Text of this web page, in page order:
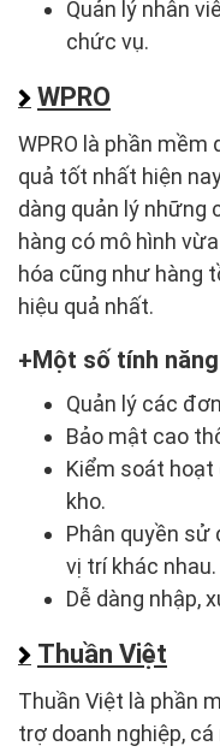
Quản lý nhân
chức vụ.
WPRO
WPRO là phần mềm
quả tốt nhất hiện
dàng quản lý những
hàng có mô hình
hóa cũng như hàng
hiệu quả nhất.
Một số tính
Quản lý các
Bảo mật cao
Kiểm soát
kho.
Phân quyền sử
vị trí khác nhau.
Dễ dàng nhập,
Thuần Việt
Thuần Việt là phần
trợ doanh nghiệp,